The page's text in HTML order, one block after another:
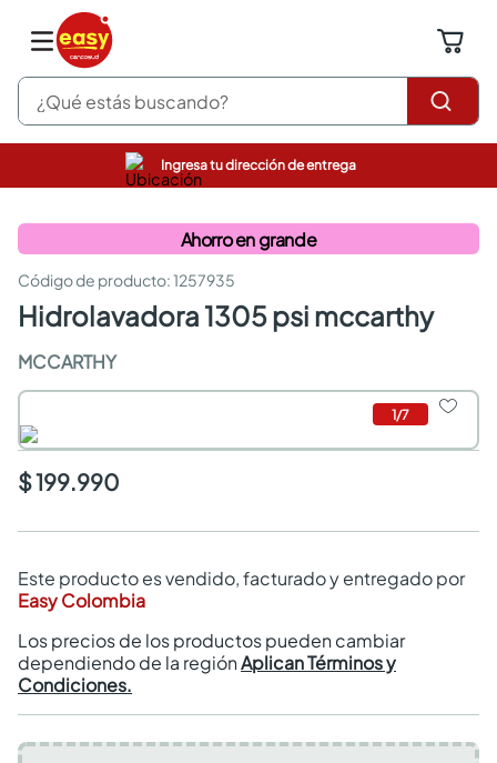
¿Qué estás buscando?
Ingresa tu dirección de entrega
Ahorro en grande
:1257935
hidrolavadora 1305 psi mccarthy
MCCARTHY
1/7
$ 199.990
Este producto es vendido, facturado y entregado por
Easy Colombia
Los precios de los productos pueden cambiar
dependiendo de la regiónAplican Términos y
Condiciones.
pinturas
comedor
escritorio
armarios closet
comedores